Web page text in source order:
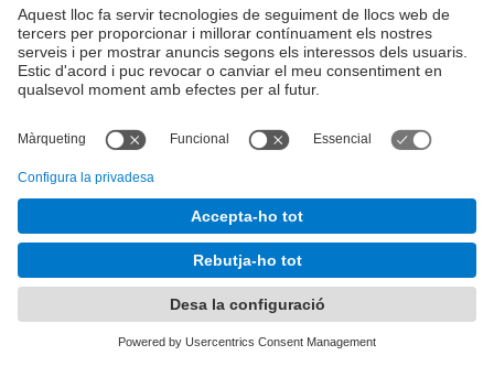
les Telecomunicacions i la Informàtica
Mobile World Centre, "Una finestra al Mobile World
Congress"
Estudiants de l'EETAC desenvolupen una aplicació
per gestionar les notes i les assignatures durant el
Dilluns 27 d'Abril - Conferència: "Ús de la
Infraestructura de Clau Pública (PKI) en els
projectes e-DNI i e-Passaport"